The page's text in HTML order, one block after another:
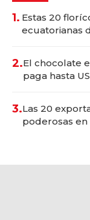
1. Estas 20
ecuatorianas
2.El chocolate
paga hasta
3.Las 20
poderosas en